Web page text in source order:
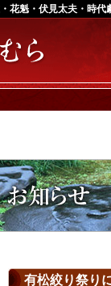
花魁・伏見太夫・時代
有松絞り祭り